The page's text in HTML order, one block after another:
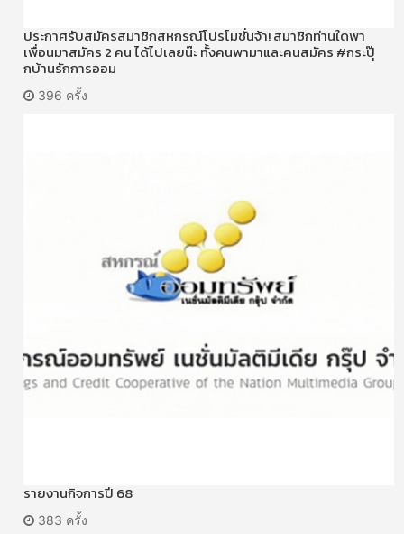
ประกาศรับสมัครสมาชิกสหกรณ์โปรโมชั่นจ้า! สมาชิกท่านใดพา
เพื่อนมาสมัคร 2 คน ได้ไปเลยน๊ะ ทั้งคนพามาและคนสมัคร #กระปุ๊
กบ้านรักการออม
396 ครั้ง
รายงานกิจการปี 68
383 ครั้ง